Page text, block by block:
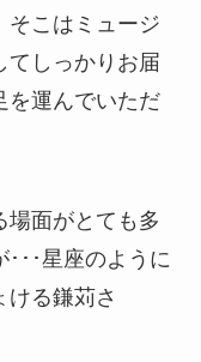
そこはミュージ
てしっかりお届
を運んでいただ
場面がとても多
･･星座のように
る鎌苅さ